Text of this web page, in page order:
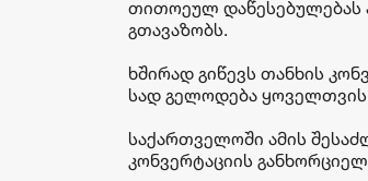
თითოეულ დაწესებულებას
გთავაზობს.
ხშირად გიწევს თანხის
სად გელოდება ყოველთვის
საქართველოში ამის
კონვერტაციის